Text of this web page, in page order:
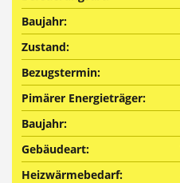
Baujahr:
Zustand:
Bezugstermin:
Pimärer Energieträger:
Baujahr:
Gebäudeart:
Heizwärmebedarf: